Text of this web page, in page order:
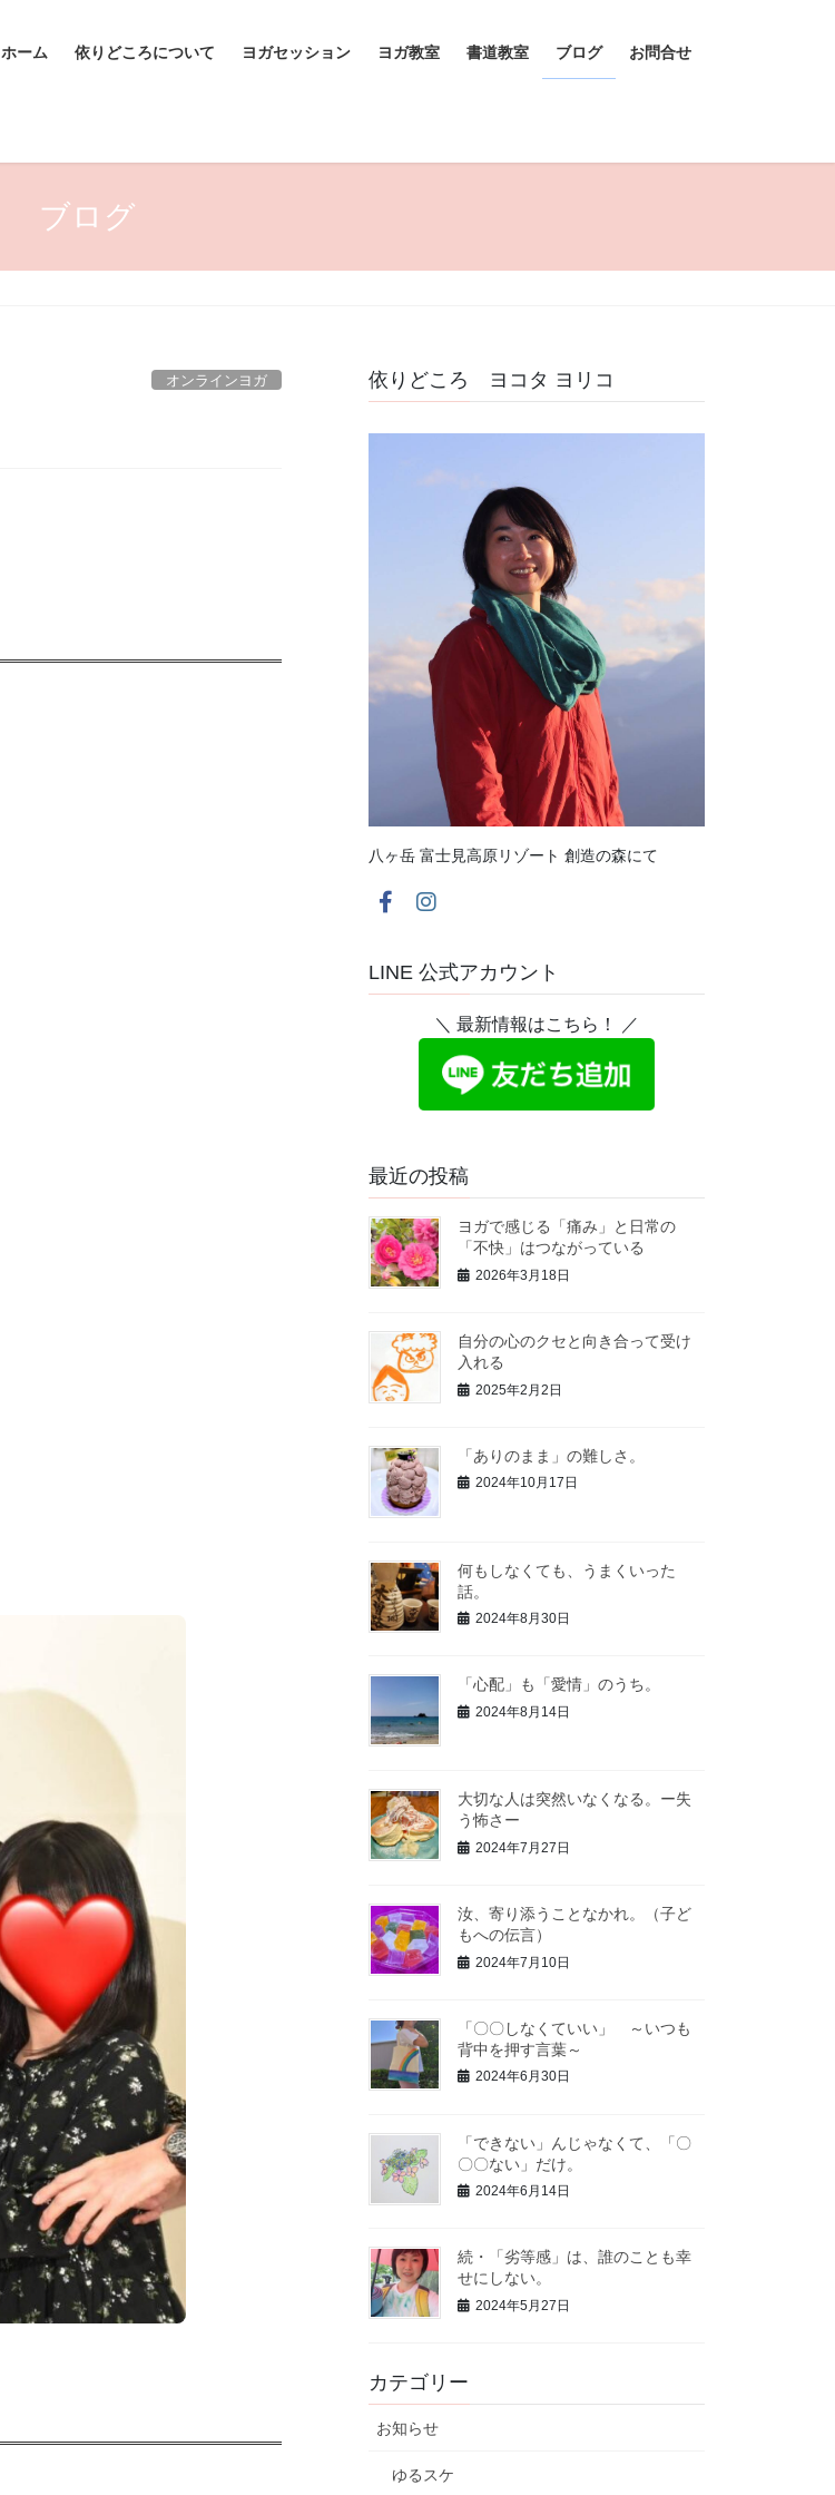
ホーム 依りどころについて ヨガセッション ヨガ教室 書道教室 ブログ お問合せ
ブログ
オンラインヨガ 依りどころ ヨコタ ヨリコ
八ヶ岳 富士見高原リゾート 創造の森にて
LINE 公式アカウント
＼ 最新情報はこちら！ ／
最近の投稿
ヨガで感じる「痛み」と日常の
「不快」はつながっている
2026年3月18日
自分の心のクセと向き合って受け
入れる
2025年2月2日
「ありのまま」の難しさ。
2024年10月17日
何もしなくても、うまくいった
話。
2024年8月30日
「心配」も「愛情」のうち。
2024年8月14日
大切な人は突然いなくなる。ー失
う怖さー
2024年7月27日
汝、寄り添うことなかれ。（子ど
もへの伝言）
2024年7月10日
「〇〇しなくていい」 ～いつも
背中を押す言葉～
2024年6月30日
「できない」んじゃなくて、「〇
〇〇ない」だけ。
2024年6月14日
続・「劣等感」は、誰のことも幸
せにしない。
2024年5月27日
カテゴリー
お知らせ
ゆるスケ